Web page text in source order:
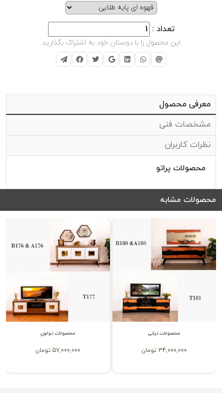
تعداد :
این محصول را با دوستان خود به اشتراک بگذارید
معرفی محصول
مشخصات فنی
نظرات کاربران
محصولات پراتو
محصولات مشابه
محصولات تولون
57,000,000 تومان
محصولات ترانی
34,000,000 تومان